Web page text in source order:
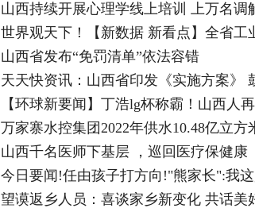
山西持续开展心理学线上培训 上万名调
世界观天下！【新数据 新看点】全省工
山西省发布“免罚清单”依法容错
天天快资讯：山西省印发《实施方案》
【环球新要闻】丁浩lg杯称霸！山西人
万家寨水控集团2022年供水10.48亿立方
山西千名医师下基层 ，巡回医疗保健康
今日要闻!任由孩子打方向!"熊家长":我
望谟返乡人员：喜谈家乡新变化 共话美